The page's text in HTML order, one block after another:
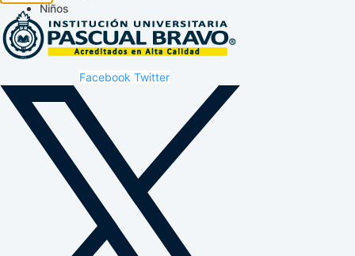
Niños
Facebook Twitter